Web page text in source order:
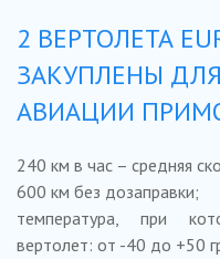
2 ВЕРТОЛЕТА
ЗАКУПЛЕНЫ
АВИАЦИИ
240 км в час – средняя
600 км без дозаправки;
температура, при
вертолет: от -40 до +50